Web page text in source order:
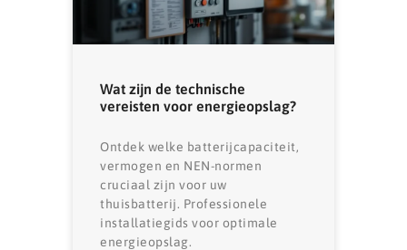
Wat zijn de technische
vereisten voor energieopslag?
Ontdek welke batterijcapaciteit,
vermogen en NEN-normen
cruciaal zijn voor uw
thuisbatterij. Professionele
installatiegids voor optimale
energieopslag.